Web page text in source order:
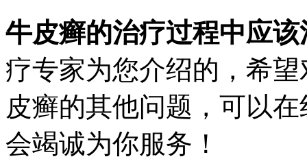
牛皮癣的治疗过程中应
疗专家为您介绍的，希
皮癣的其他问题，可以
会竭诚为你服务！